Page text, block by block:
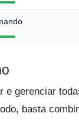
e gerenciar
basta